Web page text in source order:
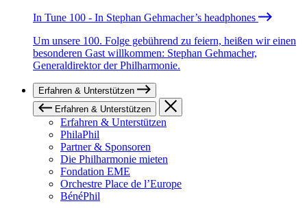
In Tune 100 - In Stephan Gehmacher’s headphones
Um unsere 100. Folge gebührend zu feiern, heißen wir einen
besonderen Gast willkommen: Stephan Gehmacher,
Generaldirektor der Philharmonie.
Erfahren & Unterstützen
Erfahren & Unterstützen
Erfahren & Unterstützen
PhilaPhil
Partner & Sponsoren
Die Philharmonie mieten
Fondation EME
Orchestre Place de l’Europe
BénéPhil